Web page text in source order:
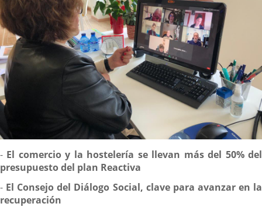
Descripción
- El comercio y la hostelería se llevan más del 50% del
presupuesto del plan Reactiva
- El Consejo del Diálogo Social, clave para avanzar en la
recuperación